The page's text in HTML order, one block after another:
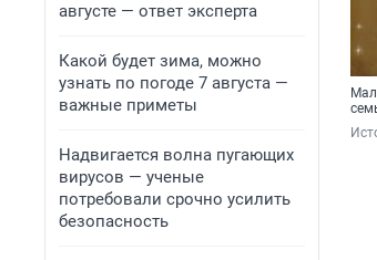
августе — ответ эксперта
Какой будет зима, можно
узнать по погоде 7 августа —
важные приметы
Надвигается волна пугающих
вирусов — ученые
потребовали срочно усилить
безопасность